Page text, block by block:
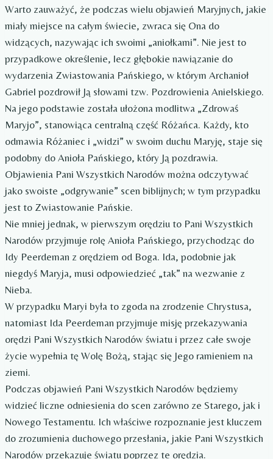
Warto zauważyć, że podczas wielu objawień Maryjnych, jakie
miały miejsce na całym świecie, zwraca się Ona do
widzących, nazywając ich swoimi „aniołkami”. Nie jest to
przypadkowe określenie, lecz głębokie nawiązanie do
wydarzenia Zwiastowania Pańskiego, w którym Archanioł
Gabriel pozdrowił Ją słowami tzw. Pozdrowienia Anielskiego.
Na jego podstawie została ułożona modlitwa „Zdrowaś
Maryjo”, stanowiąca centralną część Różańca. Każdy, kto
odmawia Różaniec i „widzi” w swoim duchu Maryję, staje się
podobny do Anioła Pańskiego, który Ją pozdrawia.
Objawienia Pani Wszystkich Narodów można odczytywać
jako swoiste „odgrywanie” scen biblijnych; w tym przypadku
jest to Zwiastowanie Pańskie.
Nie mniej jednak, w pierwszym orędziu to Pani Wszystkich
Narodów przyjmuje rolę Anioła Pańskiego, przychodząc do
Idy Peerdeman z orędziem od Boga. Ida, podobnie jak
niegdyś Maryja, musi odpowiedzieć „tak” na wezwanie z
Nieba.
W przypadku Maryi była to zgoda na zrodzenie Chrystusa,
natomiast Ida Peerdeman przyjmuje misję przekazywania
orędzi Pani Wszystkich Narodów światu i przez całe swoje
życie wypełnia tę Wolę Bożą, stając się Jego ramieniem na
ziemi.
Podczas objawień Pani Wszystkich Narodów będziemy
widzieć liczne odniesienia do scen zarówno ze Starego, jak i
Nowego Testamentu. Ich właściwe rozpoznanie jest kluczem
do zrozumienia duchowego przesłania, jakie Pani Wszystkich
Narodów przekazuje światu poprzez te orędzia.